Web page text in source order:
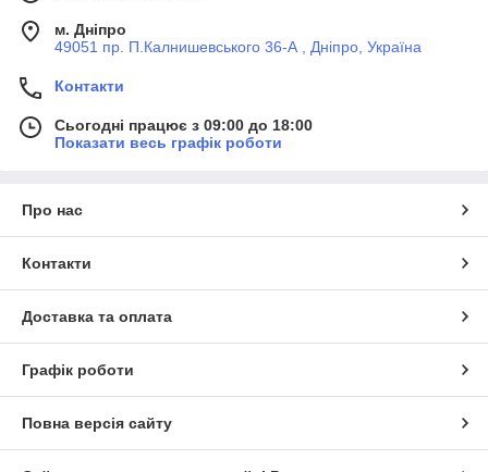
м. Дніпро
49051 пр. П.Калнишевського 36-А , Дніпро, Україна
Контакти
Сьогодні працює з 09:00 до 18:00
Показати весь графік роботи
Про нас
Контакти
Доставка та оплата
Графік роботи
Повна версія сайту